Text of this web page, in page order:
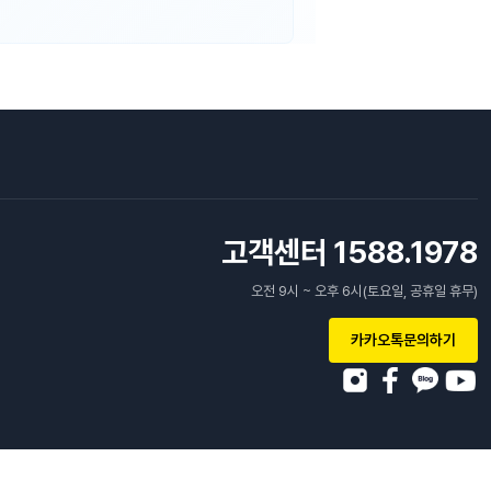
고객센터 1588.1978
오전 9시 ~ 오후 6시(토요일, 공휴일 휴무)
카카오톡문의하기